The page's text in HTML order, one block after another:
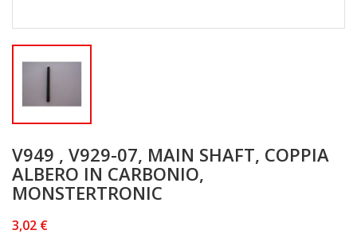
V949 , V929-07, MAIN SHAFT, COPPIA
ALBERO IN CARBONIO,
MONSTERTRONIC
3,02 €